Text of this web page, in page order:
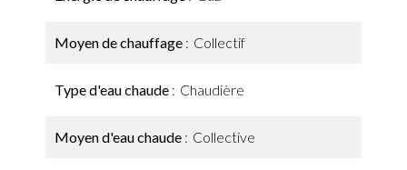
Moyen de chauffage Collectif
Type d'eau chaude Chaudière
Moyen d'eau chaude Collective